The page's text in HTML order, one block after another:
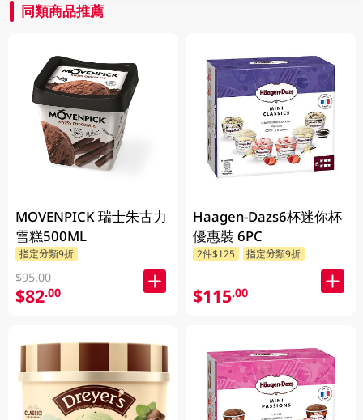
同類商品推薦
MOVENPICK 瑞士朱古力
雪糕500ML
指定分類9折
$95.00
$82.00
Haagen-Dazs6杯迷你杯
優惠裝 6PC
2件$125 指定分類9折
$115.00